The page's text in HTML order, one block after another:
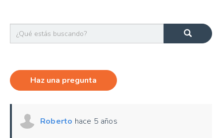
Haz una pregunta
Roberto hace 5 años